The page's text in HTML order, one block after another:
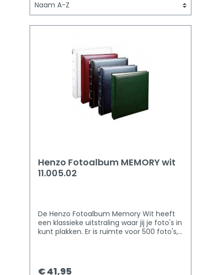
Henzo Fotoalbum MEMORY wit
11.005.02
De Henzo Fotoalbum Memory Wit heeft
een klassieke uitstraling waar jij je foto's in
kunt plakken. Er is ruimte voor 500 foto's,
schutvellen zijn jouw foto's altijd
€ 41,95